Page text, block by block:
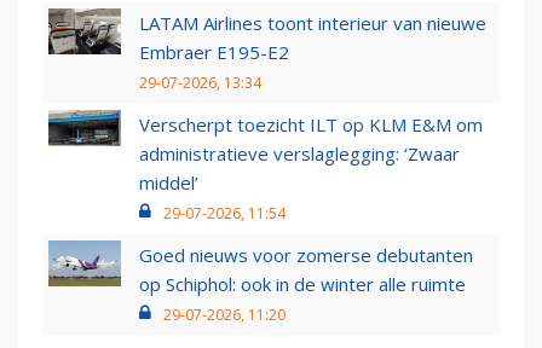
LATAM Airlines toont interieur van nieuwe
Embraer E195-E2
29-07-2026, 13:34
Verscherpt toezicht ILT op KLM E&M om
administratieve verslaglegging: ‘Zwaar
middel’
29-07-2026, 11:54
Goed nieuws voor zomerse debutanten
op Schiphol: ook in de winter alle ruimte
29-07-2026, 11:20